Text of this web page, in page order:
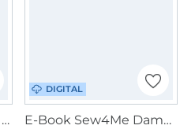
E-Book Moeve.Design Sweatshirt Loen Damen
DIGITAL
E-Book Sew4Me Damenbluse Daisy